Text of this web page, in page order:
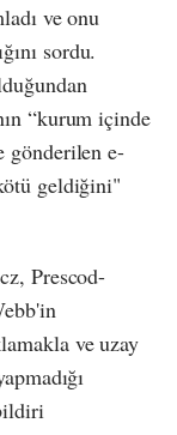
ve onu
sordu.
“kurum içinde
gönderilen e-
geldiğini"
Prescod-
ve uzay